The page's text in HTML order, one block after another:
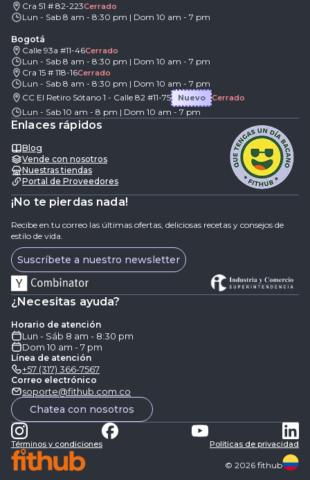
Cra 51 # 82-223Cerrado
Lun - Sab 8 am - 8:30 pm | Dom 10 am - 7 pm
Bogotá
Calle 93a #11-46Cerrado
Lun - Sab 8 am - 8:30 pm | Dom 10 am - 7 pm
Cra 15 # 118-16Cerrado
Lun - Sab 8 am - 8:30 pm | Dom 10 am - 7 pm
CC El Retiro Sótano 1 - Calle 82 #11-75
Nuevo Cerrado
Lun - Sab 10 am - 8 pm | Dom 10 am - 7 pm
Enlaces rápidos
Blog
Vende con nosotros
Nuestras tiendas
Portal de Proveedores
¡No te pierdas nada!
Recibe en tu correo las últimas ofertas, deliciosas recetas y consejos de
estilo de vida.
Suscríbete a nuestro newsletter
¿Necesitas ayuda?
Horario de atención
Lun - Sáb 8 am - 8:30 pm
Dom 10 am - 7 pm
Línea de atención
+57 (317) 366-7567
Correo electrónico
soporte@fithub.com.co
Chatea con nosotros
Términos y condiciones Politicas de privacidad
© 2026 fithub